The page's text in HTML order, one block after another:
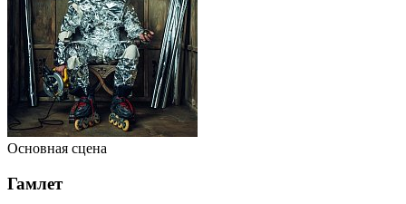
Основная сцена
Гамлет